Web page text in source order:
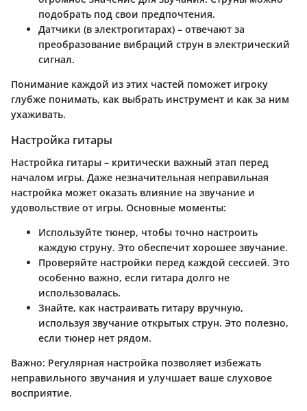
подобрать под свои предпочтения.
Датчики (в электрогитарах) – отвечают за
преобразование вибраций струн в электрический
сигнал.
Понимание каждой из этих частей поможет игроку
глубже понимать, как выбрать инструмент и как за ним
ухаживать.
Настройка гитары
Настройка гитары – критически важный этап перед
началом игры. Даже незначительная неправильная
настройка может оказать влияние на звучание и
удовольствие от игры. Основные моменты:
Используйте тюнер, чтобы точно настроить
каждую струну. Это обеспечит хорошее звучание.
Проверяйте настройки перед каждой сессией. Это
особенно важно, если гитара долго не
использовалась.
Знайте, как настраивать гитару вручную,
используя звучание открытых струн. Это полезно,
если тюнер нет рядом.
Важно: Регулярная настройка позволяет избежать
неправильного звучания и улучшает ваше слуховое
восприятие.